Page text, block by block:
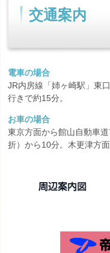
交通案内
電車の場合
JR内房線「姉ヶ崎駅」東
行きで約15分。
お車の場合
東京方面から館山自動車
折）から10分。木更津方